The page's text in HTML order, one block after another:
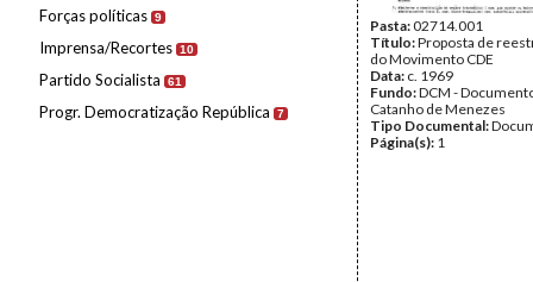
Forças políticas 9
Imprensa/Recortes 10
Partido Socialista 61
Progr. Democratização República 7
Pasta:02714.001
Título:Proposta de
do Movimento CDE
Data: c. 1969
Fundo:DCM -
Catanho de Menezes
Tipo Documental:
Página(s): 1